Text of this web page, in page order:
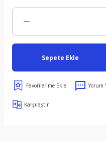
Sepete Ekle
Yorum
Karşılaştır